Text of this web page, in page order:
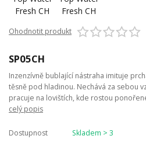
Ohodnotit produkt
SP05CH
Inzenzívně bublající nástraha imituje
těsně pod hladinou. Nechává za sebou
pracuje na lovištích, kde rostou
celý popis
Dostupnost
Skladem > 3